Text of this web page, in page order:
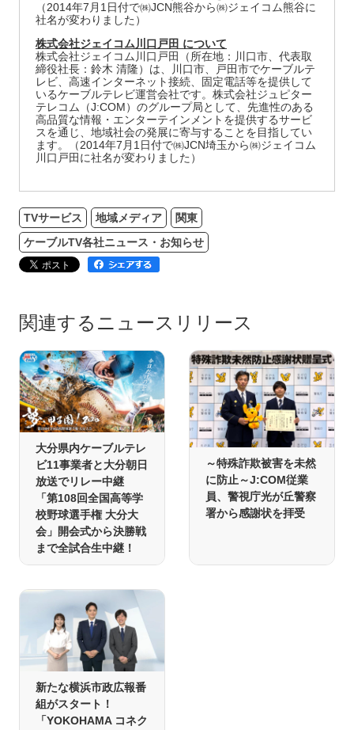
（2014年7月1日付で㈱JCN熊谷から㈱ジェイコム熊谷に
社名が変わりました）
株式会社ジェイコム川口戸田 について
株式会社ジェイコム川口戸田（所在地：川口市、代表取
締役社長：鈴木 清隆）は、川口市、戸田市でケーブルテ
レビ、高速インターネット接続、固定電話等を提供して
いるケーブルテレビ運営会社です。株式会社ジュピター
テレコム（J:COM）のグループ局として、先進性のある
高品質な情報・エンターテインメントを提供するサービ
スを通じ、地域社会の発展に寄与することを目指してい
ます。（2014年7月1日付で㈱JCN埼玉から㈱ジェイコム
川口戸田に社名が変わりました）
TVサービス 地域メディア
関東
ケーブルTV各社ニュース・お知らせ
関連するニュースリリース
大分県内ケーブルテレ
ビ11事業者と大分朝日
放送でリレー中継
「第108回全国高等学
校野球選手権 大分大
会」開会式から決勝戦
まで全試合生中継！
～特殊詐欺被害を未然
に防止～J:COM従業
員、警視庁光が丘警察
署から感謝状を拝受
新たな横浜市政広報番
組がスタート！
「YOKOHAMA コネク